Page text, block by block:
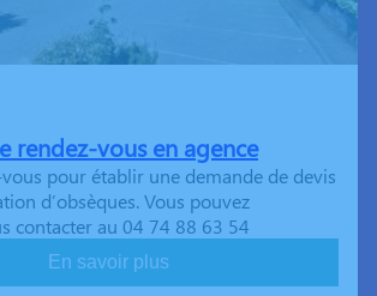
rendez-vous en agence
pour établir une demande de devis
d’obsèques. Vous pouvez
contacter au 04 74 88 63 54
En savoir plus